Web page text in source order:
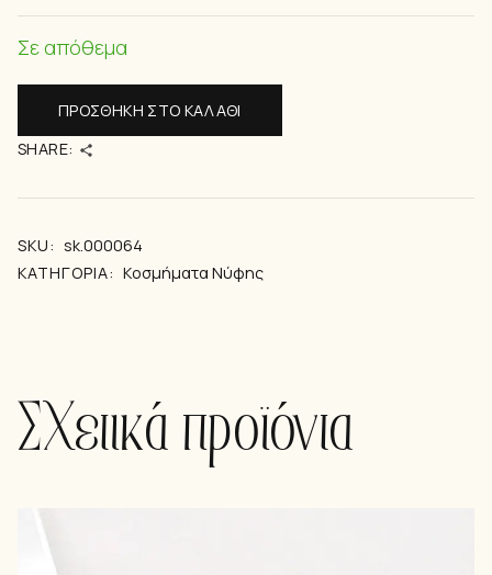
Σε απόθεμα
ΠΡΟΣΘΉΚΗ ΣΤΟ ΚΑΛΆΘΙ
SHARE:
SKU: sk.000064
ΚΑΤΗΓΟΡΊΑ: Kοσμήματα Νύφης
Σχετικά προϊόντα